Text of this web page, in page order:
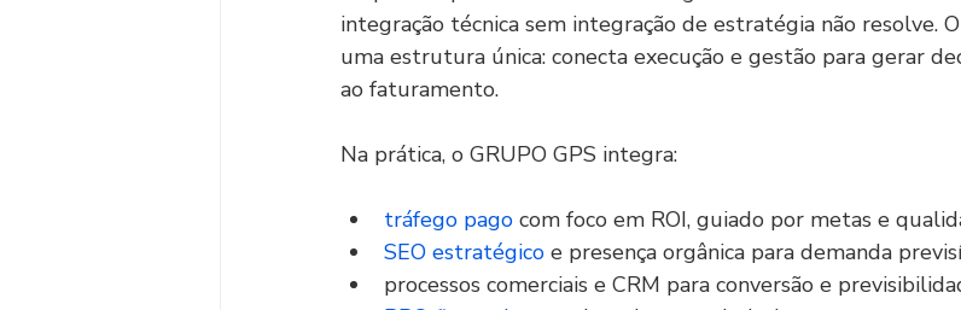
integração técnica sem integração de estratégia não resolve.
uma estrutura única: conecta execução e gestão para gerar
ao faturamento.
Na prática, o GRUPO GPS integra:
tráfego pago com foco em ROI, guiado por metas e
SEO estratégico e presença orgânica para demanda
processos comerciais e CRM para conversão e